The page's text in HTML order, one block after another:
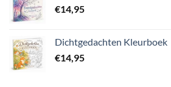
€14,95
Dichtgedachten Kleurboek
€14,95